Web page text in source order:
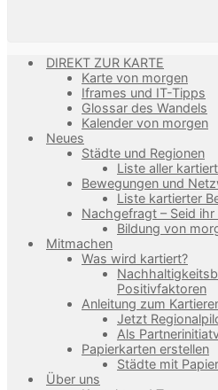
DIREKT ZUR KARTE
Karte von morgen
Iframes und IT-Tipps
Glossar des Wandels
Kalender von morgen
Neues
Städte und Regionen
Liste aller
Bewegungen und
Liste kartierter
Nachgefragt – Seid
Bildung von
Mitmachen
Was wird kartiert?
Positivfaktoren
Anleitung zum
Jetzt
Als
Papierkarten erstellen
Städte mit
Über uns